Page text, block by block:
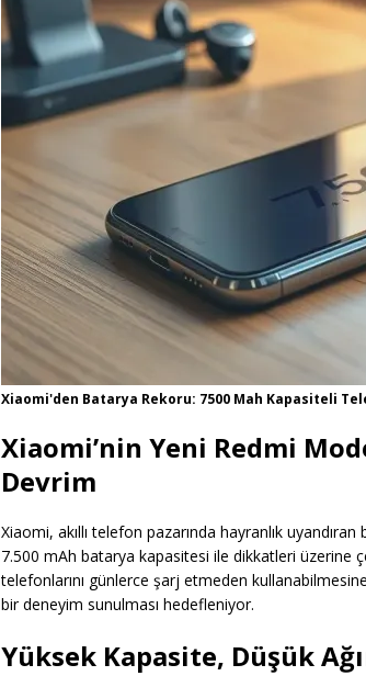
Xiaomi'den Batarya Rekoru: 7500 Mah Kapasiteli
Xiaomi’nin Yeni Redmi
Devrim
Xiaomi, akıllı telefon pazarında hayranlık uyandıran
7.500 mAh batarya kapasitesi ile dikkatleri üzerine
telefonlarını günlerce şarj etmeden
bir deneyim sunulması hedefleniyor.
Yüksek Kapasite, Düşük